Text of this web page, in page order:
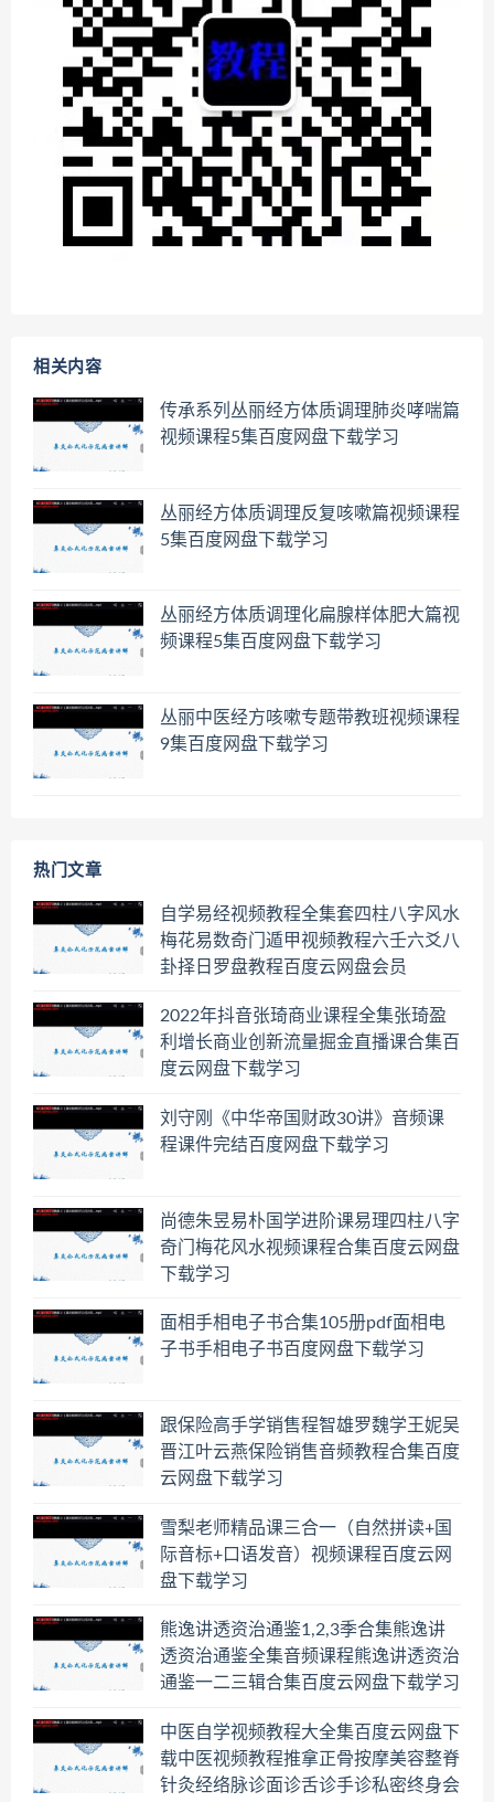
相关内容
传承系列丛丽经方体质调理肺炎哮喘篇
视频课程5集百度网盘下载学习
丛丽经方体质调理反复咳嗽篇视频课程
5集百度网盘下载学习
丛丽经方体质调理化扁腺样体肥大篇视
频课程5集百度网盘下载学习
丛丽中医经方咳嗽专题带教班视频课程
9集百度网盘下载学习
热门文章
自学易经视频教程全集套四柱八字风水
梅花易数奇门遁甲视频教程六壬六爻八
卦择日罗盘教程百度云网盘会员
2022年抖音张琦商业课程全集张琦盈
利增长商业创新流量掘金直播课合集百
度云网盘下载学习
刘守刚《中华帝国财政30讲》音频课
程课件完结百度网盘下载学习
尚德朱昱易朴国学进阶课易理四柱八字
奇门梅花风水视频课程合集百度云网盘
下载学习
面相手相电子书合集105册pdf面相电
子书手相电子书百度网盘下载学习
跟保险高手学销售程智雄罗魏学王妮吴
晋江叶云燕保险销售音频教程合集百度
云网盘下载学习
雪梨老师精品课三合一（自然拼读+国
际音标+口语发音）视频课程百度云网
盘下载学习
熊逸讲透资治通鉴1,2,3季合集熊逸讲
透资治通鉴全集音频课程熊逸讲透资治
通鉴一二三辑合集百度云网盘下载学习
中医自学视频教程大全集百度云网盘下
载中医视频教程推拿正骨按摩美容整脊
针灸经络脉诊面诊舌诊手诊私密终身会